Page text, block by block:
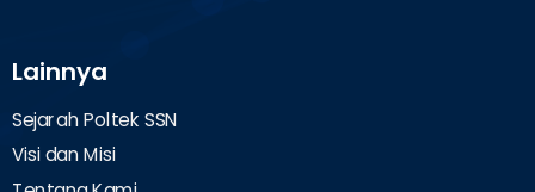
Lainnya
Sejarah Poltek SSN
Visi dan Misi